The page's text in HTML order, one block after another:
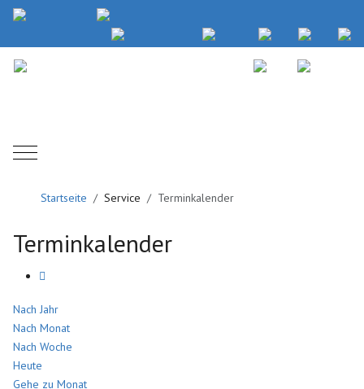
Mobile Menu Toggle
Startseite Service Terminkalender
Terminkalender
Nach Jahr
Nach Monat
Nach Woche
Heute
Gehe zu Monat